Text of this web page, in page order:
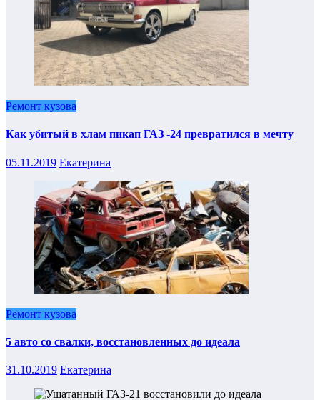
Ремонт кузова
Как убитый в хлам пикап ГАЗ -24 превратился в мечту
05.11.2019 Екатерина
Ремонт кузова
5 авто со свалки, восстановленных до идеала
31.10.2019 Екатерина